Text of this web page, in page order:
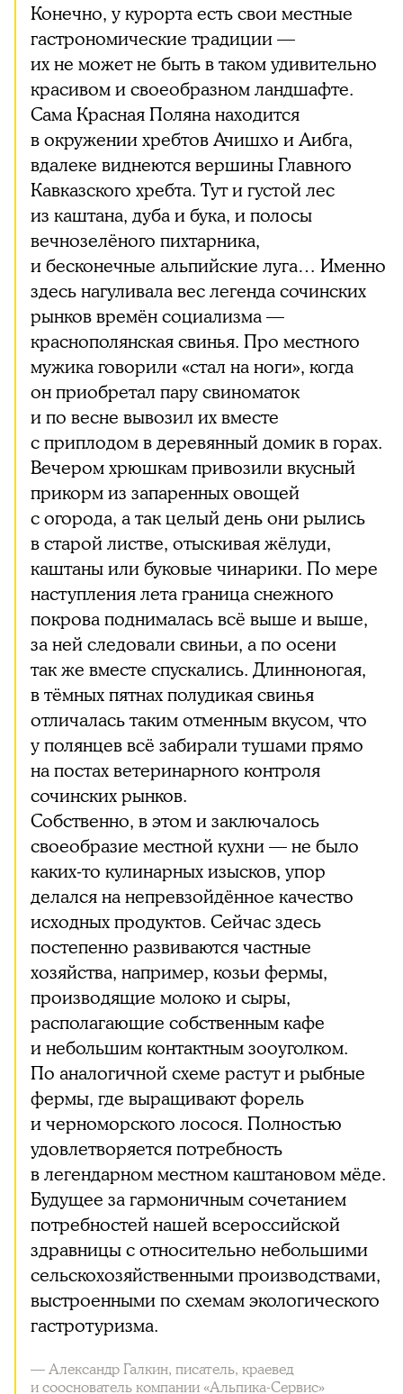
Конечно, у курорта есть свои местные
гастрономические традиции —
их не может не быть в таком удивительно
красивом и своеобразном ландшафте.
Сама Красная Поляна находится
в окружении хребтов Ачишхо и Аибга,
вдалеке виднеются вершины Главного
Кавказского хребта. Тут и густой лес
из каштана, дуба и бука, и полосы
вечнозелёного пихтарника,
и бесконечные альпийские луга… Именно
здесь нагуливала вес легенда сочинских
рынков времён социализма —
краснополянская свинья. Про местного
мужика говорили «стал на ноги», когда
он приобретал пару свиноматок
и по весне вывозил их вместе
с приплодом в деревянный домик в горах.
Вечером хрюшкам привозили вкусный
прикорм из запаренных овощей
с огорода, а так целый день они рылись
в старой листве, отыскивая жёлуди,
каштаны или буковые чинарики. По мере
наступления лета граница снежного
покрова поднималась всё выше и выше,
за ней следовали свиньи, а по осени
так же вместе спускались. Длинноногая,
в тёмных пятнах полудикая свинья
отличалась таким отменным вкусом, что
у полянцев всё забирали тушами прямо
на постах ветеринарного контроля
сочинских рынков.
Собственно, в этом и заключалось
своеобразие местной кухни — не было
каких-то кулинарных изысков, упор
делался на непревзойдённое качество
исходных продуктов. Сейчас здесь
постепенно развиваются частные
хозяйства, например, козьи фермы,
производящие молоко и сыры,
располагающие собственным кафе
и небольшим контактным зооуголком.
По аналогичной схеме растут и рыбные
фермы, где выращивают форель
и черноморского лосося. Полностью
удовлетворяется потребность
в легендарном местном каштановом мёде.
Будущее за гармоничным сочетанием
потребностей нашей всероссийской
здравницы с относительно небольшими
сельскохозяйственными производствами,
выстроенными по схемам экологического
гастротуризма.
— Александр Галкин, писатель, краевед
и сооснователь компании «Альпика-Сервис»